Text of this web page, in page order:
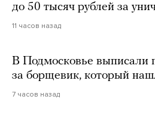
до 50 тысяч рублей за
11 часов назад
В Подмосковье выписали
за борщевик, который
7 часов назад